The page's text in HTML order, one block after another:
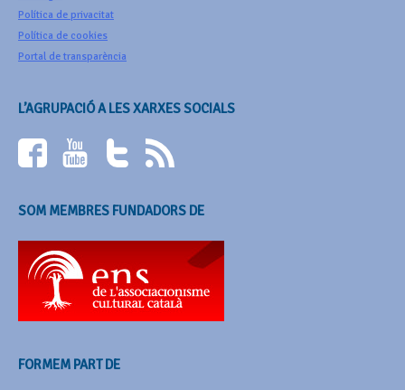
Política de privacitat
Política de cookies
Portal de transparència
L’AGRUPACIÓ A LES XARXES SOCIALS
SOM MEMBRES FUNDADORS DE
FORMEM PART DE